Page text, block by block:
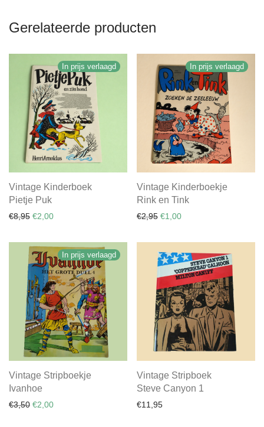
Gerelateerde producten
In prijs verlaagd
Vintage Kinderboek
Pietje Puk
€8,95 Oorspronkelijke prijs was: €8,95.
€2,00Huidige prijs is: €2,00.
In prijs verlaagd
Vintage Kinderboekje
Rink en Tink
€2,95 Oorspronkelijke prijs was:
€1,00Huidige prijs is: €1,00.
In prijs verlaagd
Vintage Stripboekje
Ivanhoe
€3,50 Oorspronkelijke prijs was: €3,50.
€2,00Huidige prijs is: €2,00.
Vintage Stripboek
Steve Canyon 1
€11,95